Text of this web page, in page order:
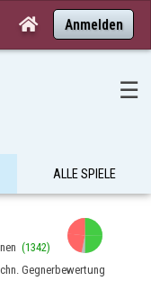
 Anmelden
☰
ALLE SPIELE
(1342)
Gegnerbewertung